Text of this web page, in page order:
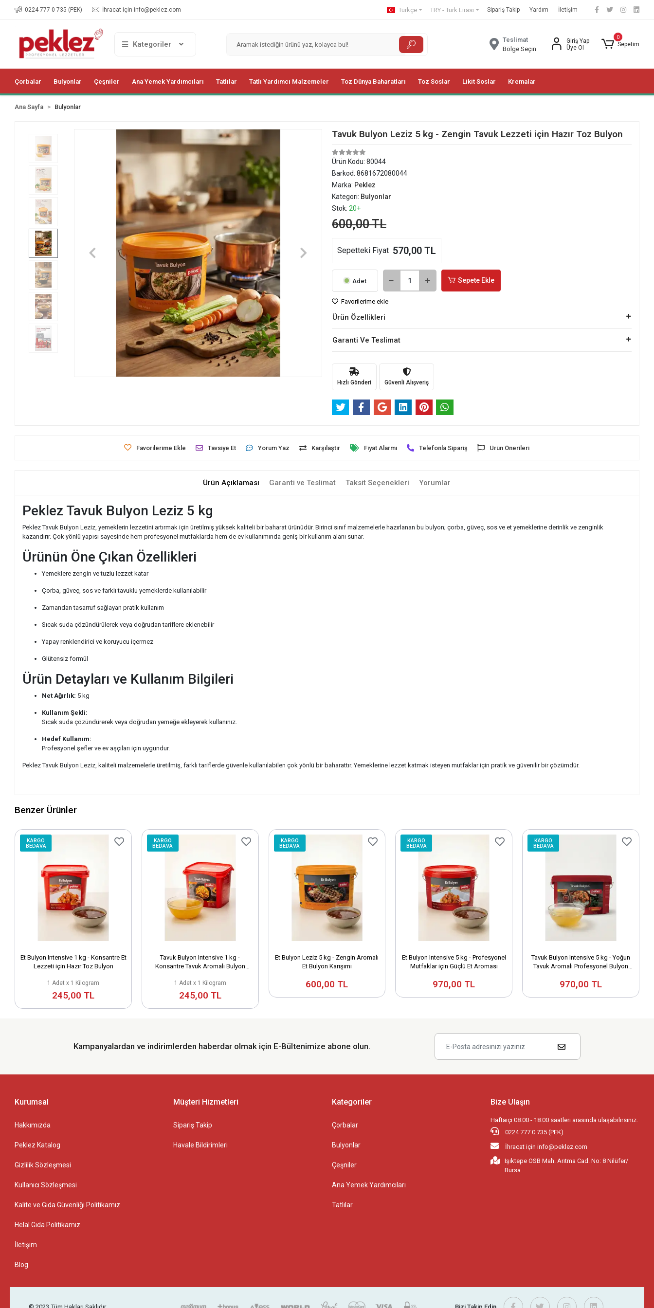
0224 777 0 735 (PEK) İhracat için info@peklez.com Türkçe TRY - Türk Lirası Sipariş Takip Yardım İletişim
Kategoriler
Teslimat
Bölge Seçin
Giriş Yap
Üye Ol
0
Sepetim
Çorbalar Bulyonlar Çeşniler Ana Yemek Yardımcıları Tatlılar Tatlı Yardımcı Malzemeler Toz Dünya Baharatları Toz Soslar Likit Soslar Kremalar
Ana Sayfa Bulyonlar
Tavuk Bulyon Leziz 5 kg - Zengin Tavuk Lezzeti için Hazır Toz Bulyon
Ürün Kodu: 80044
Barkod: 8681672080044
Marka: Peklez
Kategori: Bulyonlar
Stok: 20+
600,00 TL
Sepetteki Fiyat 570,00 TL
Adet Sepete Ekle
Favorilerime ekle
Ürün Özellikleri
Garanti Ve Teslimat
Hızlı Gönderi Güvenli Alışveriş
Favorilerime Ekle Tavsiye Et Yorum Yaz Karşılaştır Fiyat Alarmı Telefonla Sipariş Ürün Önerileri
Ürün Açıklaması Garanti ve Teslimat Taksit Seçenekleri Yorumlar
Peklez Tavuk Bulyon Leziz 5 kg
Peklez Tavuk Bulyon Leziz, yemeklerin lezzetini artırmak için üretilmiş yüksek kaliteli bir baharat ürünüdür. Birinci sınıf malzemelerle hazırlanan bu bulyon; çorba, güveç, sos ve et yemeklerine derinlik ve zenginlik
kazandırır. Çok yönlü yapısı sayesinde hem profesyonel mutfaklarda hem de ev kullanımında geniş bir kullanım alanı sunar.
Ürünün Öne Çıkan Özellikleri
Yemeklere zengin ve tuzlu lezzet katar
Çorba, güveç, sos ve farklı tavuklu yemeklerde kullanılabilir
Zamandan tasarruf sağlayan pratik kullanım
Sıcak suda çözündürülerek veya doğrudan tariflere eklenebilir
Yapay renklendirici ve koruyucu içermez
Glütensiz formül
Ürün Detayları ve Kullanım Bilgileri
Net Ağırlık: 5 kg
Kullanım Şekli:
Sıcak suda çözündürerek veya doğrudan yemeğe ekleyerek kullanınız.
Hedef Kullanım:
Profesyonel şefler ve ev aşçıları için uygundur.
Peklez Tavuk Bulyon Leziz, kaliteli malzemelerle üretilmiş, farklı tariflerde güvenle kullanılabilen çok yönlü bir baharattır. Yemeklerine lezzet katmak isteyen mutfaklar için pratik ve güvenilir bir çözümdür.
Benzer Ürünler
KARGO
BEDAVA
Et Bulyon Intensive 1 kg - Konsantre Et
Lezzeti için Hazır Toz Bulyon
1 Adet x 1 Kilogram
245,00 TL
KARGO
BEDAVA
Tavuk Bulyon Intensive 1 kg -
Konsantre Tavuk Aromalı Bulyon
1 Adet x 1 Kilogram
245,00 TL
KARGO
BEDAVA
Et Bulyon Leziz 5 kg - Zengin Aromalı
Et Bulyon Karışımı
600,00 TL
KARGO
BEDAVA
Et Bulyon Intensive 5 kg - Profesyonel
Mutfaklar için Güçlü Et Aroması
970,00 TL
KARGO
BEDAVA
Tavuk Bulyon Intensive 5 kg - Yoğun
Tavuk Aromalı Profesyonel Bulyon
970,00 TL
Kampanyalardan ve indirimlerden haberdar olmak için E-Bültenimize abone olun.
Kurumsal
Hakkımızda
Peklez Katalog
Gizlilik Sözleşmesi
Kullanıcı Sözleşmesi
Kalite ve Gıda Güvenliği Politikamız
Helal Gıda Politikamız
İletişim
Blog
Müşteri Hizmetleri
Sipariş Takip
Havale Bildirimleri
Kategoriler
Çorbalar
Bulyonlar
Çeşniler
Ana Yemek Yardımcıları
Tatlılar
Bize Ulaşın
Haftaiçi 08:00 - 18:00 saatleri arasında ulaşabilirsiniz.
0224 777 0 735 (PEK)
İhracat için info@peklez.com
Işıktepe OSB Mah. Arıtma Cad. No: 8 Nilüfer/
Bursa